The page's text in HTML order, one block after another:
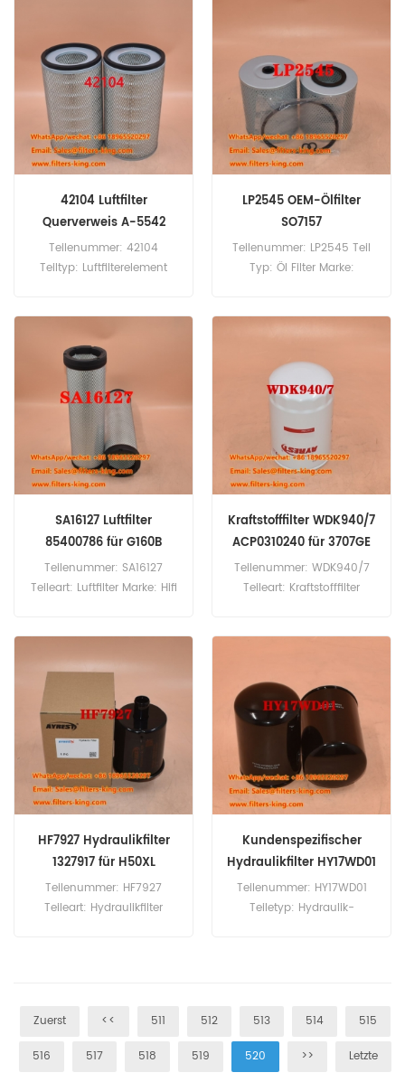
42104 Luftfilter
Querverweis A-5542
Teilenummer: 42104
Teiltyp: Luftfilterelement
LP2545 OEM-Ölfilter
SO7157
Teilenummer: LP2545 Teil
Typ: Öl Filter Marke:
Stück
SA16127 Luftfilter
85400786 für G160B
Teilenummer: SA16127
Teileart: Luftfilter Marke: Hifi
Querverweis 85400786
Verwendung für Ingersoll-
Rand G130 G160 G160B
G200 G220 G270 G550.
Kraftstofffilter WDK940/7
ACP0310240 für 3707GE
Teilenummer: WDK940/7
Teileart: Kraftstofffilter
ACP0310240 Verwendung
für Massey Ferguson 3707
3707AL 3707GE 3707S
3707V 3707WF 3708
3708AL 3708GE 3708S
3708V 3708WF 3709AL
3709GE 3SP.75.
HF7927 Hydraulikfilter
1327917 für H50XL
Teilenummer: HF7927
Teileart: Hydraulikfilter
Hyster H1.50XLG H2.00XL
H200XLG H2.50XLD H3.00XL
Kundenspezifischer
Hydraulikfilter HY17WD01
SPH21034
Teilenummer: HY17WD01
Teiletyp: Hydraulik-
Zuerst
<< 511 512 513 514 515
516 517 518 519 520 >> Letzte